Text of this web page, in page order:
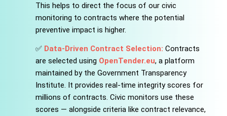
This helps to direct the focus of our civic
monitoring to contracts where the potential
preventive impact is higher.
✅ Data-Driven Contract Selection: Contracts
are selected using OpenTender.eu, a platform
maintained by the Government Transparency
Institute. It provides real-time integrity scores for
millions of contracts. Civic monitors use these
scores — alongside criteria like contract relevance,